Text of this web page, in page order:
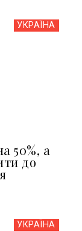
УКРАЇНА
50%, а
до
УКРАЇНА